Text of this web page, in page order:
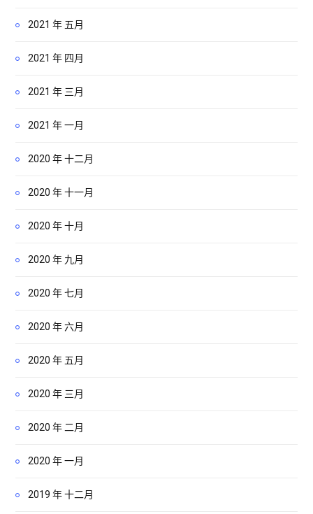
2021 年 五月
2021 年 四月
2021 年 三月
2021 年 一月
2020 年 十二月
2020 年 十一月
2020 年 十月
2020 年 九月
2020 年 七月
2020 年 六月
2020 年 五月
2020 年 三月
2020 年 二月
2020 年 一月
2019 年 十二月